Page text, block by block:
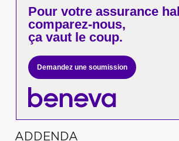
Pour votreassurance
comparez-nous,
ça vaut le coup.
Demandez une soumission
ADDENDA